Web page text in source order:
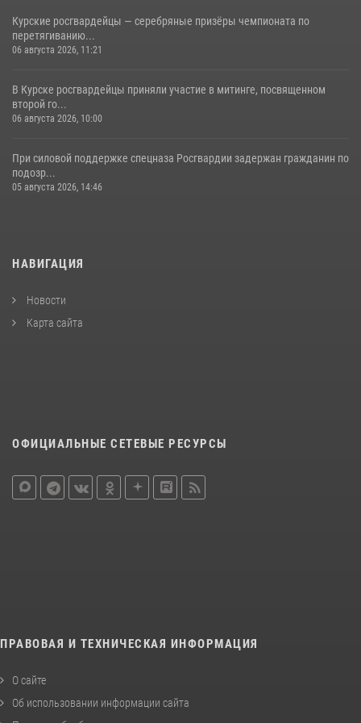
Курские росгвардейцы — серебряные призёры чемпионата по
перетягиванию...
06 августа 2026, 11:21
В Курске росгвардейцы приняли участие в митинге, посвященном
второй го...
06 августа 2026, 10:00
При силовой поддержке спецназа Росгвардии задержан гражданин по
подозр...
05 августа 2026, 14:46
НАВИГАЦИЯ
Новости
Карта сайта
ОФИЦИАЛЬНЫЕ СЕТЕВЫЕ РЕСУРСЫ
ПРАВОВАЯ И ТЕХНИЧЕСКАЯ ИНФОРМАЦИЯ
О сайте
Об использовании информации сайта